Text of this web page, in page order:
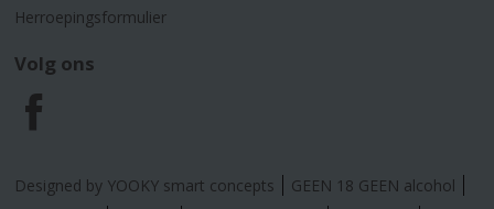
Herroepingsformulier
Volg ons
F
a
Designed by YOOKY smart concepts
GEEN 18 GEEN alcohol